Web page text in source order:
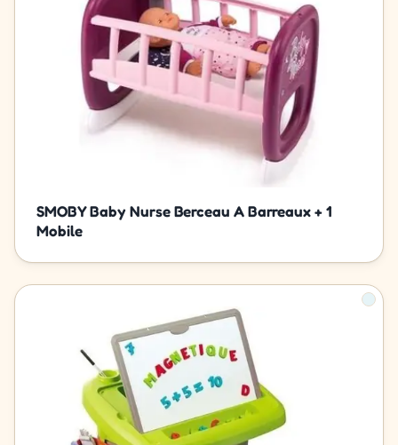
SMOBY Baby Nurse Berceau A Barreaux + 1
Mobile